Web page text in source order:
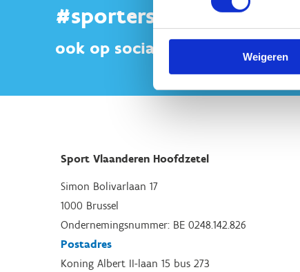
Weigeren
#sportersbelevenmeer
ook op sociale media
Sport Vlaanderen Hoofdzetel
Simon Bolivarlaan 17
1000 Brussel
Ondernemingsnummer: BE 0248.142.826
Postadres
Koning Albert II-laan 15 bus 273